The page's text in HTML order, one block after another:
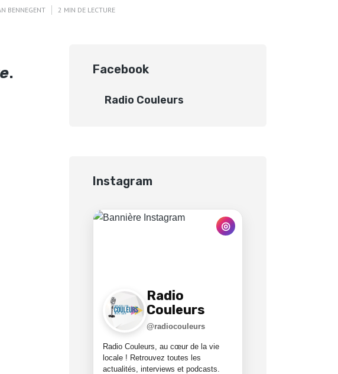
BENNEGENT 2 MIN DE LECTURE
. Facebook
Radio Couleurs
Instagram
◎
Radio
Couleurs
@radiocouleurs
Radio Couleurs, au cœur de la vie
locale ! Retrouvez toutes les
actualités, interviews et podcasts.